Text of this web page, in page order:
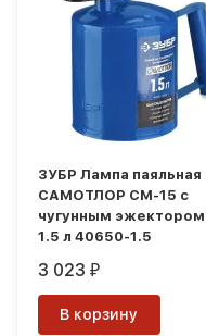
ЗУБР Лампа паяльная
САМОТЛОР СМ-15 с
чугунным эжектором
1.5 л 40650-1.5
3 023₽
В корзину